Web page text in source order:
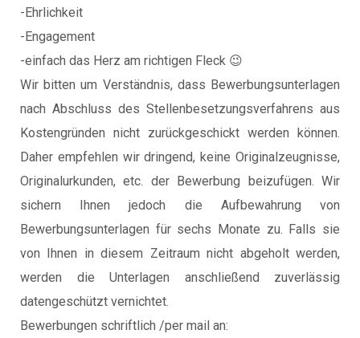
-Ehrlichkeit
-Engagement
-einfach das Herz am richtigen Fleck 😉
Wir bitten um Verständnis, dass Bewerbungsunterlagen
nach Abschluss des Stellenbesetzungsverfahrens aus
Kostengründen nicht zurückgeschickt werden können.
Daher empfehlen wir dringend, keine Originalzeugnisse,
Originalurkunden, etc. der Bewerbung beizufügen. Wir
sichern Ihnen jedoch die Aufbewahrung von
Bewerbungsunterlagen für sechs Monate zu. Falls sie
von Ihnen in diesem Zeitraum nicht abgeholt werden,
werden die Unterlagen anschließend zuverlässig
datengeschützt vernichtet.
Bewerbungen schriftlich /per mail an: